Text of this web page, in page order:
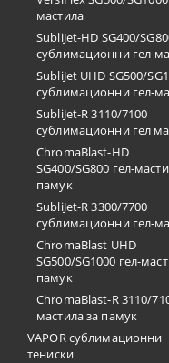
мастила
SubliJet-HD SG400/
сублимационни гел-
SubliJet UHD SG500/
сублимационни гел-
SubliJet-R 3110/7100
сублимационни гел
ChromaBlast-HD
SG400/SG800 гел-
памук
SubliJet-R 3300/7700
сублимационни гел-
ChromaBlast UHD
SG500/SG1000 гел-
памук
ChromaBlast-R 3110/
мастила за памук
VAPOR сублимационни
тениски